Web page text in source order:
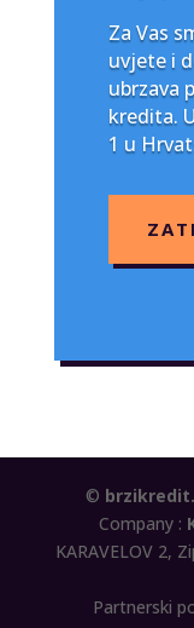
Za Vas
uvjete i
ubrzava
kredita.
1 u
©
Company :
KARAVELOV 2,
Partnerski